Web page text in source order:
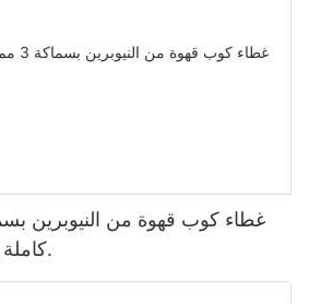
كاملة بتقنية النقل الحراري.